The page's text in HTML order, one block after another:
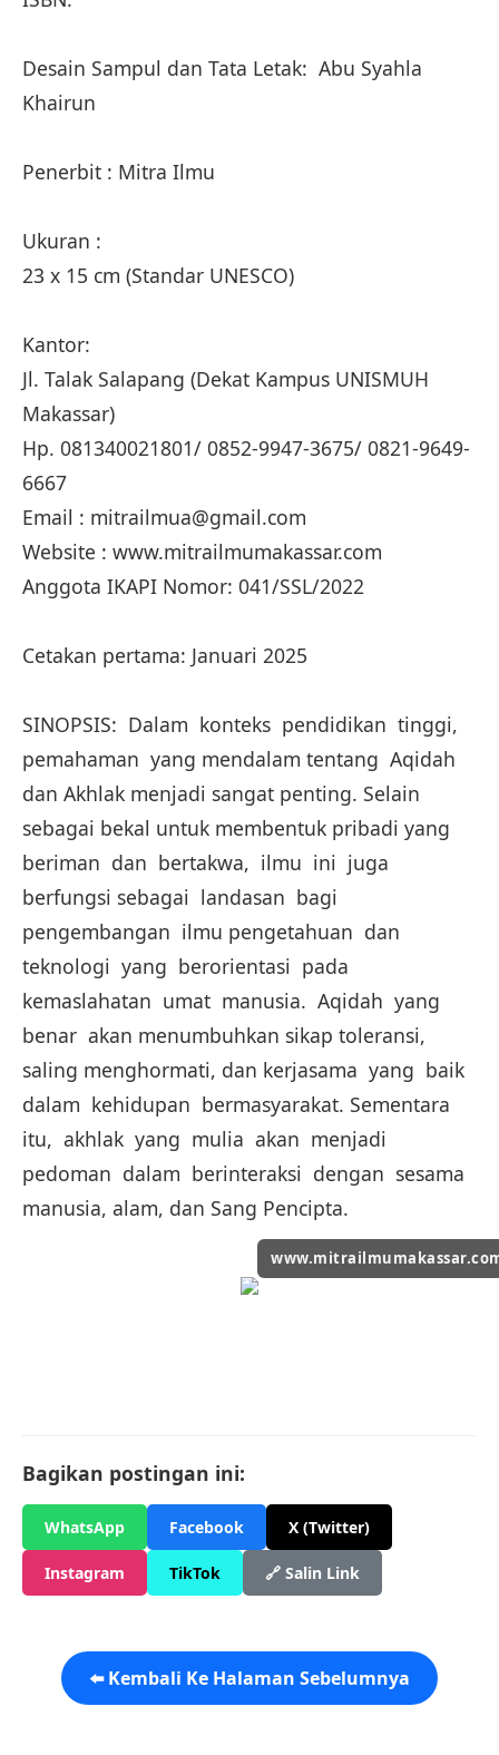
Desain Sampul dan Tata Letak: Abu Syahla
Khairun
Penerbit : Mitra Ilmu
Ukuran :
23 x 15 cm (Standar UNESCO)
Kantor:
Jl. Talak Salapang (Dekat Kampus UNISMUH
Makassar)
Hp. 081340021801/ 0852-9947-3675/ 0821-9649-
6667
Email : mitrailmua@gmail.com
Website : www.mitrailmumakassar.com
Anggota IKAPI Nomor: 041/SSL/2022
Cetakan pertama: Januari 2025
SINOPSIS: Dalam konteks pendidikan tinggi,
pemahaman yang mendalam tentang Aqidah
dan Akhlak menjadi sangat penting. Selain
sebagai bekal untuk membentuk pribadi yang
beriman dan bertakwa, ilmu ini juga
berfungsi sebagai landasan bagi
pengembangan ilmu pengetahuan dan
teknologi yang berorientasi pada
kemaslahatan umat manusia. Aqidah yang
benar akan menumbuhkan sikap toleransi,
saling menghormati, dan kerjasama yang baik
dalam kehidupan bermasyarakat. Sementara
itu, akhlak yang mulia akan menjadi
pedoman dalam berinteraksi dengan sesama
manusia, alam, dan Sang Pencipta.
Bagikan postingan ini:
WhatsApp Facebook X (Twitter)
Instagram TikTok 🔗 Salin Link
⬅️ Kembali Ke Halaman Sebelumnya